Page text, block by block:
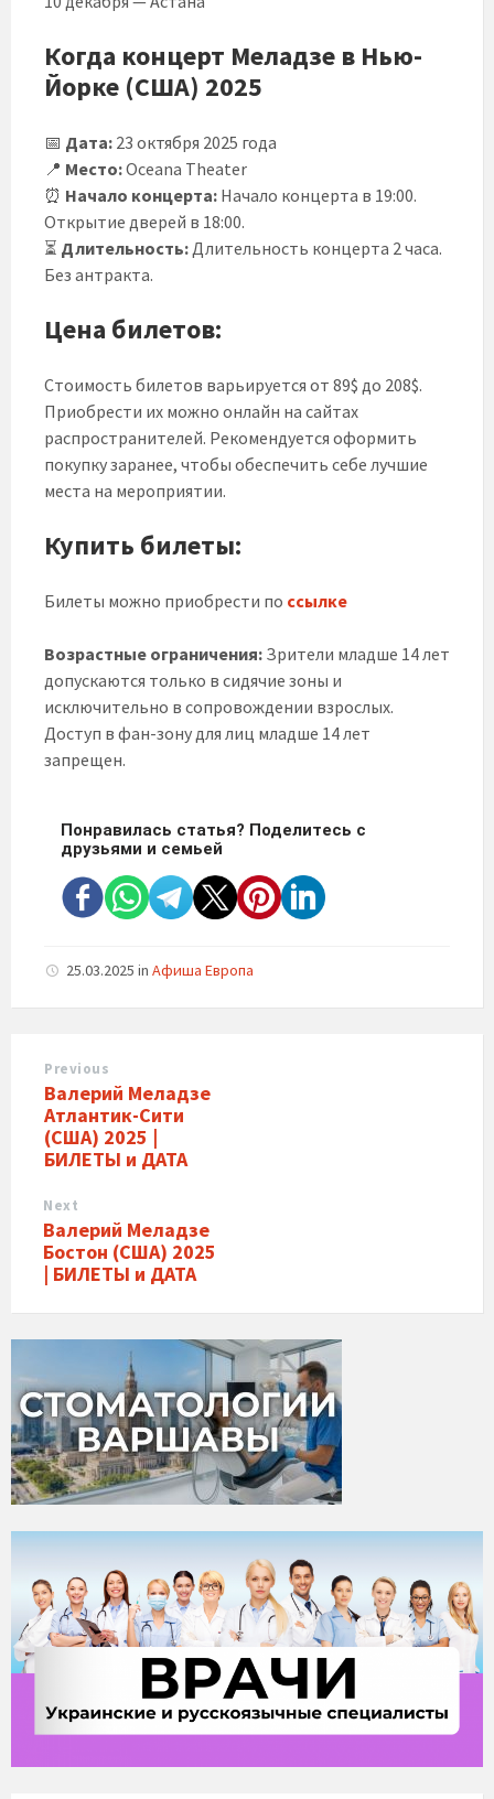
Когда концерт Меладзе в Нью-
Йорке (США) 2025
📅 Дата: 23 октября 2025 года
📍 Место:Oceana Theater
⏰ Начало концерта: Начало концерта в 19:00.
Открытие дверей в 18:00.
⏳ Длительность: Длительность концерта 2 часа.
Без антракта.
Цена билетов:
Стоимость билетов варьируется от 89$ до 208$.
Приобрести их можно онлайн на сайтах
распространителей. Рекомендуется оформить
покупку заранее, чтобы обеспечить себе лучшие
места на мероприятии.
Купить билеты:
Билеты можно приобрести по ссылке
Возрастные ограничения: Зрители младше 14 лет
допускаются только в сидячие зоны и
исключительно в сопровождении взрослых.
Доступ в фан-зону для лиц младше 14 лет
запрещен.
Понравилась статья? Поделитесь с
друзьями и семьей
25.03.2025 in Афиша Европа
Previous
Валерий Меладзе
Атлантик-Сити
(США) 2025 |
БИЛЕТЫ и ДАТА
Next
Валерий Меладзе
Бостон (США) 2025
| БИЛЕТЫ и ДАТА